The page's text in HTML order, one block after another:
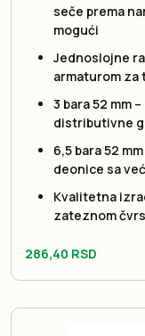
seče prema
mogući
Jednoslojne
armaturom za
3 bara 52 mm
distributivne
6,5 bara 52
deonice sa
Kvalitetna
zateznom
286,40 RSD